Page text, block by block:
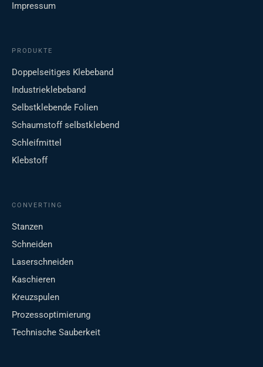
Impressum
PRODUKTE
Doppelseitiges Klebeband
Industrieklebeband
Selbstklebende Folien
Schaumstoff selbstklebend
Schleifmittel
Klebstoff
CONVERTING
Stanzen
Schneiden
Laserschneiden
Kaschieren
Kreuzspulen
Prozessoptimierung
Technische Sauberkeit